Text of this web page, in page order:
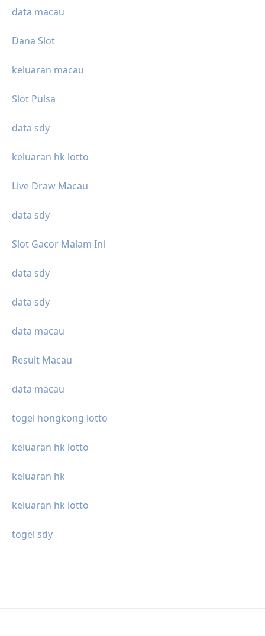
data macau
Dana Slot
keluaran macau
Slot Pulsa
data sdy
keluaran hk lotto
Live Draw Macau
data sdy
Slot Gacor Malam Ini
data sdy
data sdy
data macau
Result Macau
data macau
togel hongkong lotto
keluaran hk lotto
keluaran hk
keluaran hk lotto
togel sdy